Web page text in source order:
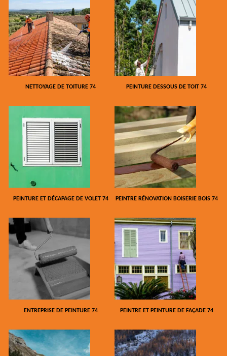
NETTOYAGE DE TOITURE 74 PEINTURE DESSOUS DE TOIT 74
PEINTURE ET DÉCAPAGE DE VOLET 74 PEINTRE RÉNOVATION BOISERIE BOIS 74
ENTREPRISE DE PEINTURE 74 PEINTRE ET PEINTURE DE FAÇADE 74